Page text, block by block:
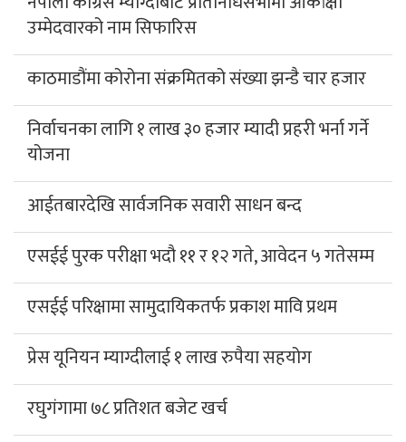
उम्मेदवारको नाम सिफारिस
काठमाडौंमा कोरोना संक्रमितको संख्या झन्डै चार हजार
निर्वाचनका लागि १ लाख ३० हजार म्यादी प्रहरी भर्ना गर्ने
योजना
आईतबारदेखि सार्वजनिक सवारी साधन बन्द
एसईई पुरक परीक्षा भदौ ११ र १२ गते, आवेदन ५ गतेसम्म
एसईई परिक्षामा सामुदायिकतर्फ प्रकाश मावि प्रथम
प्रेस यूनियन म्याग्दीलाई १ लाख रुपैया सहयोग
रघुगंगामा ७८ प्रतिशत बजेट खर्च